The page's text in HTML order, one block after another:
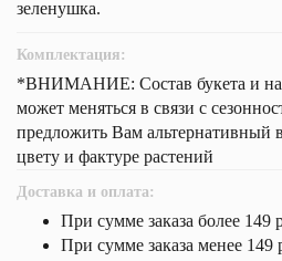
зеленушка.
Комплектация:
*ВНИМАНИЕ: Состав букета и
может меняться в связи с
предложить Вам альтернативный
цвету и фактуре растений
Доставка и оплата:
При сумме заказа более 149
При сумме заказа менее 149